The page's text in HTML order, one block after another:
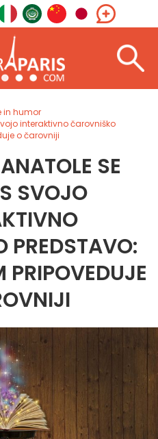
in humor
interaktivno čarovniško
o čarovniji
SE
SVOJO
PREDSTAVO: